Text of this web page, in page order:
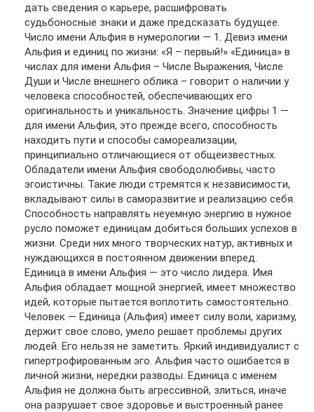
дать сведения о карьере, расшифровать
судьбоносные знаки и даже предсказать будущее.
Число имени Альфия в нумерологии — 1. Девиз имени
Альфия и единиц по жизни: «Я – первый!» «Единица» в
числах для имени Альфия – Числе Выражения, Числе
Души и Числе внешнего облика – говорит о наличии у
человека способностей, обеспечивающих его
оригинальность и уникальность. Значение цифры 1 —
для имени Альфия, это прежде всего, способность
находить пути и способы самореализации,
принципиально отличающиеся от общеизвестных.
Обладатели имени Альфия свободолюбивы, часто
эгоистичны. Такие люди стремятся к независимости,
вкладывают силы в саморазвитие и реализацию себя.
Способность направлять неуемную энергию в нужное
русло поможет единицам добиться больших успехов в
жизни. Среди них много творческих натур, активных и
нуждающихся в постоянном движении вперед.
Единица в имени Альфия — это число лидера. Имя
Альфия обладает мощной энергией, имеет множество
идей, которые пытается воплотить самостоятельно.
Человек — Единица (Альфия) имеет силу воли, харизму,
держит свое слово, умело решает проблемы других
людей. Его нельзя не заметить. Яркий индивидуалист с
гипертрофированным эго. Альфия часто ошибается в
личной жизни, нередки разводы. Единица с именем
Альфия не должна быть агрессивной, злиться, иначе
она разрушает свое здоровье и выстроенный ранее